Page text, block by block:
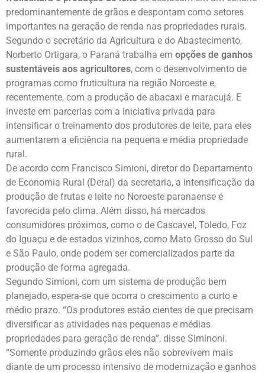
predominantemente de grãos e despontam como setores
importantes na geração de renda nas propriedades rurais.
Segundo o secretário da Agricultura e do Abastecimento,
Norberto Ortigara, o Paraná trabalha em opções de ganhos
sustentáveis aos agricultores, com o desenvolvimento de
programas como fruticultura na região Noroeste e,
recentemente, com a produção de abacaxi e maracujá. E
investe em parcerias com a iniciativa privada para
intensificar o treinamento dos produtores de leite, para eles
aumentarem a eficiência na pequena e média propriedade
rural.
De acordo com Francisco Simioni, diretor do Departamento
de Economia Rural (Deral) da secretaria, a intensificação da
produção de frutas e leite no Noroeste paranaense é
favorecida pelo clima. Além disso, há mercados
consumidores próximos, como o de Cascavel, Toledo, Foz
do Iguaçu e de estados vizinhos, como Mato Grosso do Sul
e São Paulo, onde podem ser comercializados parte da
produção de forma agregada.
Segundo Simioni, com um sistema de produção bem
planejado, espera-se que ocorra o crescimento a curto e
médio prazo. “Os produtores estão cientes de que precisam
diversificar as atividades nas pequenas e médias
propriedades para geração de renda”, disse Siminoni.
“Somente produzindo grãos eles não sobrevivem mais
diante de um processo intensivo de modernização e ganhos